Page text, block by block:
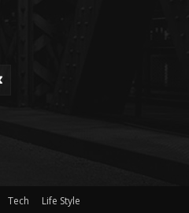
Tech Life Style